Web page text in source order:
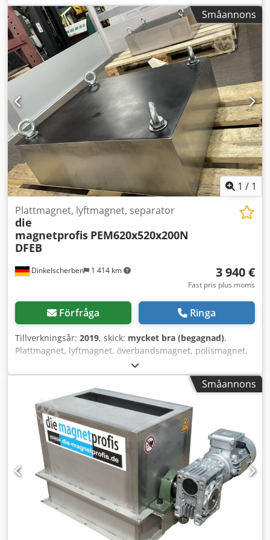
integrerade i vår produktion och kan inspekteras på plats.
Ombyggnaden är planerad till slutet av augusti 2026. All
teknisk information finns på bilderna. Dcjdpfx
Absyrndaewek Vid ytterligare frågor är du välkommen att
kontakta oss.
Småannons
1 / 1
Dinkelscherben 1 414 km
Plattmagnet, lyftmagnet, separator
die
magnetprofis PEM620x520x200N
DFEB
3 940 €
Fast pris plus moms
Förfråga Ringa
Tillverkningsår: 2019, skick: mycket bra (begagnad),
Plattmagnet, lyftmagnet, överbandsmagnet, polismagnet,
magnetfilter, magnetseparator Överband-Plattmagnet
Dsdehuphrspfx Abweck Utförande i VA 1.4301, tätt svetsad
NEODYMMAGNETKÄRNA, mycket hög vidhäftningskraft!
Mått: 620 x 520 x 200 mm 4 stycken M16-ringöglor på
baksidan Denna lyftmagnet användes hos en av våra
kunder inom köttbearbetande industri som "polismagnet".
Priset avser 1 styck. För närvarande finns 1 styck
omgående tillgänglig från lager! Alla uppgifter utan
garanti, endast så länge lagret räcker! Transportband,
transportbandsanläggning, utmatningsband,
bandtransportör, magnetseparator,
överbandsmagnetseparator, återvinning, flis, plast,
metallfri metalldetektering, neodym, överbandsmagnet,
magnetbandsseparator Vår kärnkompetens är att leverera
Småannons